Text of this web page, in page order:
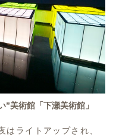
”美術館「下瀬美術館」
はライトアップされ、